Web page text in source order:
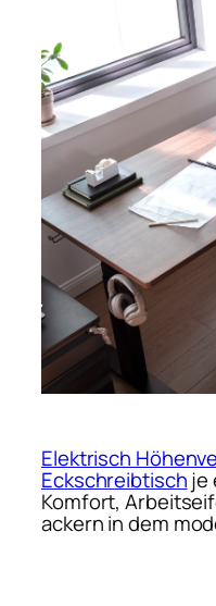
Elektrisch
Eckschreibtischje
Komfort,
ackern in dem